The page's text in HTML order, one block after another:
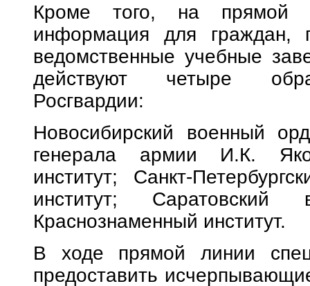
Кроме того, на прямой
информация для граждан,
ведомственные учебные
действуют четыре
Росгвардии:
Новосибирский военный
генерала армии И.К.
институт; Санкт-
институт;
Краснознаменный институт.
В ходе прямой линии
предоставить